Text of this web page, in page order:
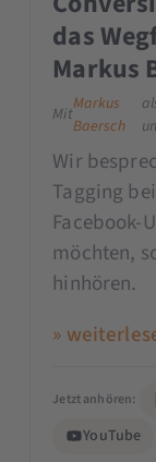
das
Markus
Mit
Markus
Baersch
Wir
Tagging
Facebook-
möchten,
hinhören.
»
Jetzt anhören:
YouTube